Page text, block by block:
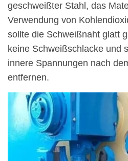
geschweißter Stahl, das
Verwendung von
sollte die Schweißnaht glatt
keine Schweißschlacke und
innere Spannungen nach
entfernen.